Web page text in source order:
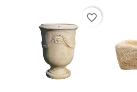
favorite_border